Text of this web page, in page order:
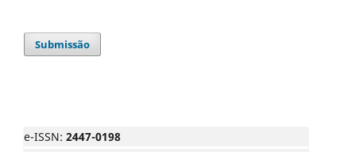
Submissão
e-ISSN: 2447-0198